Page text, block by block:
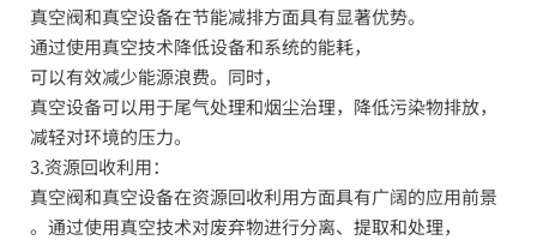
真空阀和真空设备在节能减排方面具有显著优势。
通过使用真空技术降低设备和系统的能耗，
可以有效减少能源浪费。同时，
真空设备可以用于尾气处理和烟尘治理，降低污染物排放，
减轻对环境的压力。
3.资源回收利用：
真空阀和真空设备在资源回收利用方面具有广阔的应用前景
。通过使用真空技术对废弃物进行分离、提取和处理，